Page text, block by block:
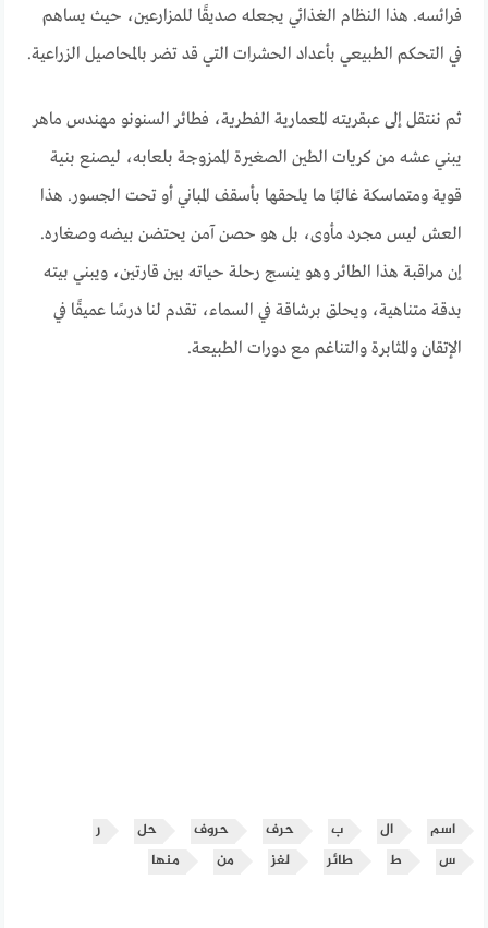
فرائسه. هذا النظام الغذائي يجعله صديقًا للمزارعين، حيث يساهم
في التحكم الطبيعي بأعداد الحشرات التي قد تضر بالمحاصيل الزراعية.
ثم ننتقل إلى عبقريته المعمارية الفطرية، فطائر السنونو مهندس ماهر
يبني عشه من كريات الطين الصغيرة الممزوجة بلعابه، ليصنع بنية
قوية ومتماسكة غالبًا ما يلحقها بأسقف المباني أو تحت الجسور. هذا
العش ليس مجرد مأوى، بل هو حصن آمن يحتضن بيضه وصغاره.
إن مراقبة هذا الطائر وهو ينسج رحلة حياته بين قارتين، ويبني بيته
بدقة متناهية، ويحلق برشاقة في السماء، تقدم لنا درسًا عميقًا في
الإتقان والمثابرة والتناغم مع دورات الطبيعة.
اسم ال ب حرف حروف حل
ر
س
ط طائر لغز من منها